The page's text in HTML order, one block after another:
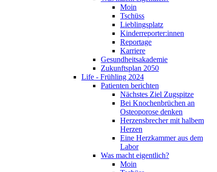
Moin
Tschüss
Lieblingsplatz
Kinderreporter:innen
Reportage
Karriere
Gesundheitsakademie
Zukunftsplan 2050
Life - Frühling 2024
Patienten berichten
Nächstes Ziel Zugspitze
Bei Knochenbrüchen an
Osteoporose denken
Herzensbrecher mit halbem
Herzen
Eine Herzkammer aus dem
Labor
Was macht eigentlich?
Moin